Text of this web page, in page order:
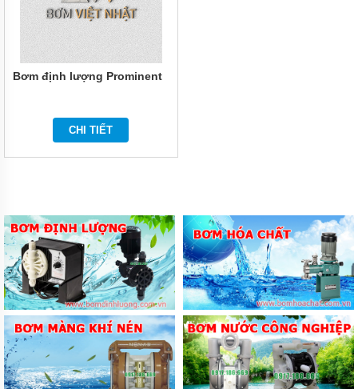
BƠM
TÂM
BƠM
GIỚI
THIỆU
SẢN
PHẨM
MỚI
LIÊN
HỆ
Bơm định lượng Prominent
CHI TIẾT